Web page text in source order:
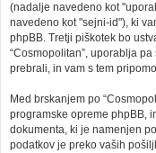
(nadalje navedeno kot
navedeno kot "sejni-id"), ki
phpBB. Tretji piškotek bo
“Cosmopolitan”, uporablja
prebrali, in vam s tem
Med brskanjem po
programske opreme phpBB,
dokumenta, ki je namenjen
podatkov je preko vaših